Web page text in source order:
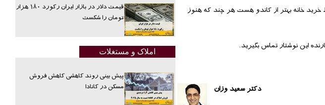
خريد خانه بهتر از كاندو هست هر چند كه هنوز
این نوشتار تماس بگیرید.
دکتر سعید وزان
قیمت دلار در بازار ایران رکورد ۱۸۰ هزار
تومان را شکست
املاک و مستغلات
پیش بینی روند کاهشی کاهش فروش
مسکن در کانادا